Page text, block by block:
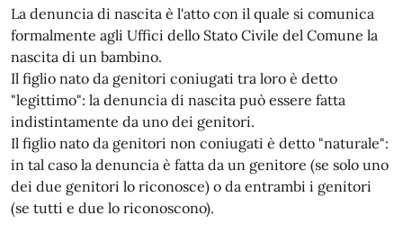
La denuncia di nascita è l'atto con il quale si comunica
formalmente agli Uffici dello Stato Civile del Comune la
nascita di un bambino.
Il figlio nato da genitori coniugati tra loro è detto
"legittimo": la denuncia di nascita può essere fatta
indistintamente da uno dei genitori.
Il figlio nato da genitori non coniugati è detto "naturale":
in tal caso la denuncia è fatta da un genitore (se solo uno
dei due genitori lo riconosce) o da entrambi i genitori
(se tutti e due lo riconoscono).